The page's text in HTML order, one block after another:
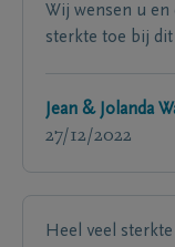
Wij wensen u en
sterkte toe bij
Jean & Jolanda
27/12/2022
Heel veel